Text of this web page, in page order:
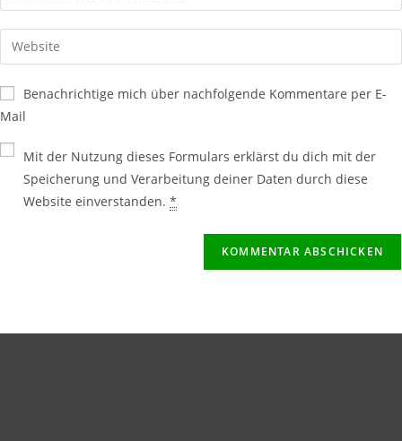
Benachrichtige mich über nachfolgende Kommentare per E-
Mail
Mit der Nutzung dieses Formulars erklärst du dich mit der
Speicherung und Verarbeitung deiner Daten durch diese
Website einverstanden. *